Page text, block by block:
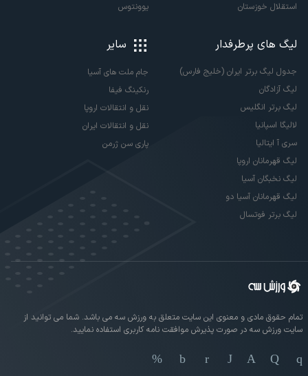
استقلال خوزستان
یوونتوس
لیگ های پرطرفدار
جدول لیگ برتر ایران (خلیج فارس)
لیگ آزادگان
لیگ برتر انگلیس
لالیگا اسپانیا
سری آ ایتالیا
لیگ قهرمانان اروپا
لیگ نخبگان آسیا
لیگ قهرمانان آسیا دو
لیگ برتر فوتسال
سایر
جام ملت های آسیا
رنکینگ فیفا
نقل و انتقالات اروپا
نقل و انتقالات ایران
پاری سن ژرمن
تمام حقوق مادی و معنوی این سایت متعلق به ورزش سه می باشد. شما می توانید از
سایت ورزش سه در صورت پذیرش موافقت نامه کاربری استفاده نمایید.